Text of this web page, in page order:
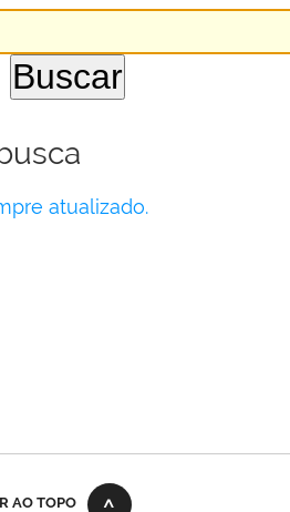
atualizado.
AO TOPO